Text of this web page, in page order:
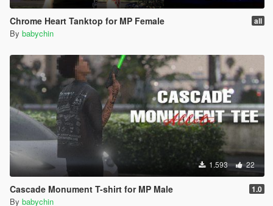
Chrome Heart Tanktop for MP Female all
By babychin
1.593 22
Cascade Monument T-shirt for MP Male 1.0
By babychin